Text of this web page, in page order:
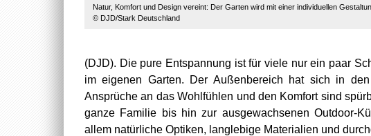
Natur, Komfort und Design vereint: Der Garten wird mit einer individuellen
© DJD/Stark Deutschland
(DJD). Die pure Entspannung ist für viele nur ein paar
im eigenen Garten. Der Außenbereich hat sich in
Ansprüche an das Wohlfühlen und den Komfort sind
ganze Familie bis hin zur ausgewachsenen Outdoor-
allem natürliche Optiken, langlebige Materialien und